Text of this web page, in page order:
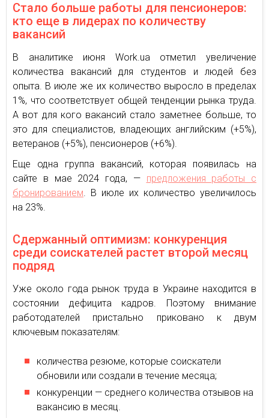
Стало больше работы для пенсионеров:
кто еще в лидерах по количеству
вакансий
В аналитике июня Work.ua отметил увеличение
количества вакансий для студентов и людей без
опыта. В июле же их количество выросло в пределах
1%, что соответствует общей тенденции рынка труда.
А вот для кого вакансий стало заметнее больше, то
это для специалистов, владеющих английским (+5%),
ветеранов (+5%), пенсионеров (+6%).
Еще одна группа вакансий, которая появилась на
сайте в мае 2024 года, — предложения работы с
бронированием. В июле их количество увеличилось
на 23%.
Сдержанный оптимизм: конкуренция
среди соискателей растет второй месяц
подряд
Уже около года рынок труда в Украине находится в
состоянии дефицита кадров. Поэтому внимание
работодателей пристально приковано к двум
ключевым показателям:
количества резюме, которые соискатели
обновили или создали в течение месяца;
конкуренции — среднего количества отзывов на
вакансию в месяц.